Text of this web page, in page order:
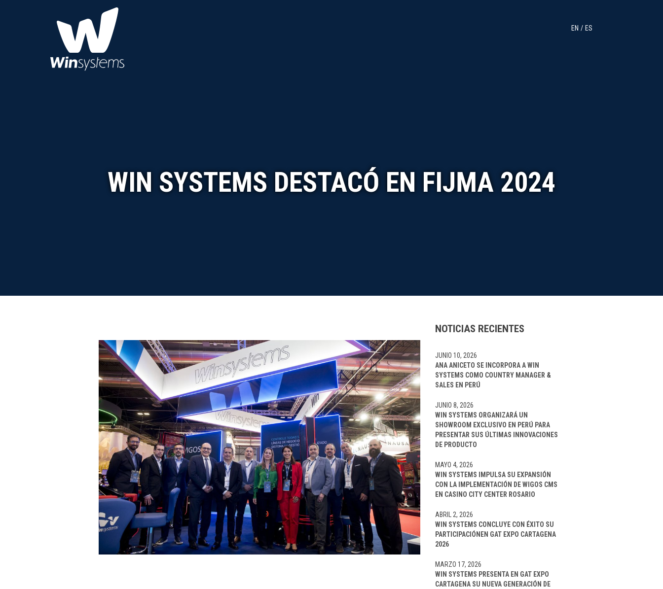
EN ES
WIN SYSTEMS DESTACÓ EN FIJMA 2024
NOTICIAS RECIENTES
ANA ANICETO SE INCORPORA A WIN
SYSTEMS COMO COUNTRY MANAGER &
SALES EN PERÚ
JUNIO 10, 2026
WIN SYSTEMS ORGANIZARÁ UN
SHOWROOM EXCLUSIVO EN PERÚ PARA
PRESENTAR SUS ÚLTIMAS INNOVACIONES
DE PRODUCTO
JUNIO 8, 2026
WIN SYSTEMS IMPULSA SU EXPANSIÓN
CON LA IMPLEMENTACIÓN DE WIGOS CMS
EN CASINO CITY CENTER ROSARIO
MAYO 4, 2026
WIN SYSTEMS CONCLUYE CON ÉXITO SU
PARTICIPACIÓNEN GAT EXPO CARTAGENA
2026
ABRIL 2, 2026
WIN SYSTEMS PRESENTA EN GAT EXPO
CARTAGENA SU NUEVA GENERACIÓN DE
MARZO 17, 2026